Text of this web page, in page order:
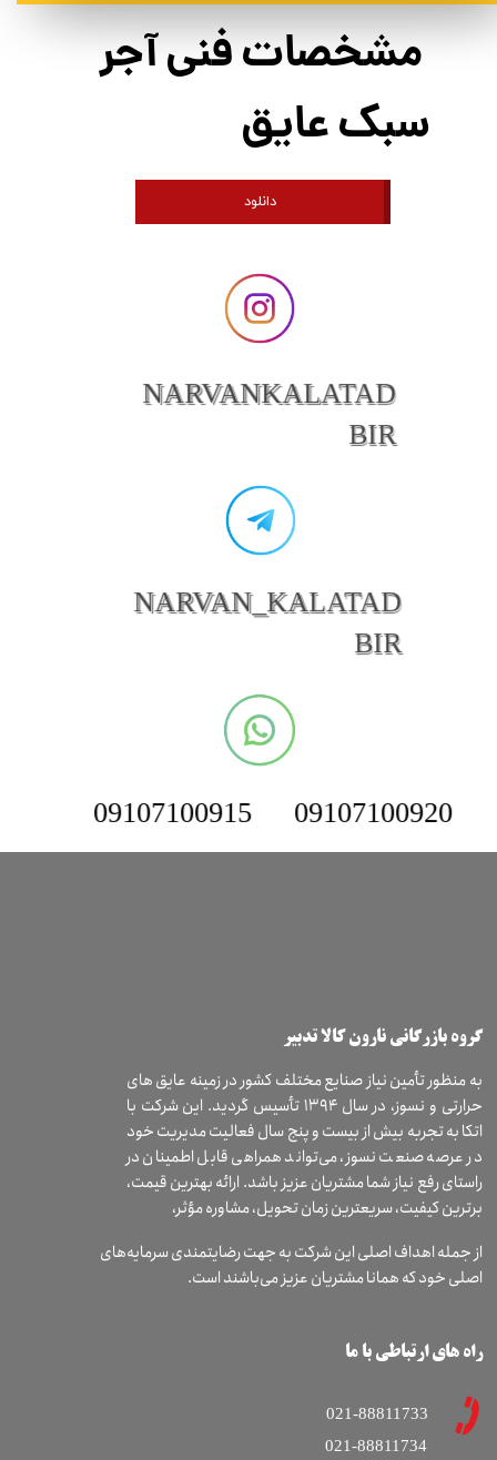
مشخصات فنی آجر
سبک عایق
دانلود
NARVANKALATAD
BIR
NARVAN_KALATAD
BIR
09107100915 09107100920
راه های ارتباطی با ما
​گروه بازرگانی نارون کالا تدبیر
به منظور تأمین نیاز صنایع مختلف کشور در زمینه عایق های
حرارتی و نسوز، در سال ۱۳۹۴ تأسیس گردید. این شرکت با
اتکا به تجربه بیش از بیست و پنج سال فعالیت مدیریت خود
در عرصه صنعت نسوز، می‌تواند همراهی قابل اطمینان در
راستای رفع نیاز شما مشتریان عزیز باشد. ارائه بهترین قیمت،
برترین کیفیت، سریعترین زمان تحویل، مشاوره مؤثر،
از جمله اهداف اصلی این شرکت به جهت رضایتمندی سرمایه‌های
اصلی خود که همانا مشتریان عزیز می‌باشند است.
021-88811733
021-88811734